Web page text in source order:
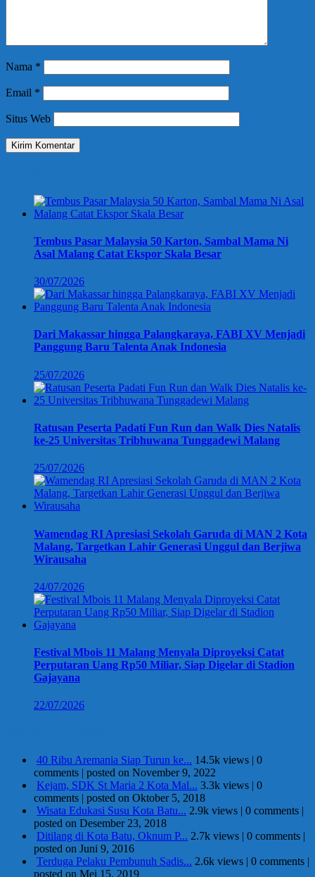
Nama *
Email *
Situs Web
Tembus Pasar Malaysia 50 Karton, Sambal Mama Ni
Asal Malang Catat Ekspor Skala Besar
30/07/2026
Dari Makassar hingga Palangkaraya, FABI XV Menjadi
Panggung Baru Talenta Anak Indonesia
25/07/2026
Ratusan Peserta Padati Fun Run dan Walk Dies Natalis
ke-25 Universitas Tribhuwana Tunggadewi Malang
25/07/2026
Wamendag RI Apresiasi Sekolah Garuda di MAN 2 Kota
Malang, Targetkan Lahir Generasi Unggul dan Berjiwa
Wirausaha
24/07/2026
Festival Mbois 11 Malang Menyala Diproyeksi Catat
Perputaran Uang Rp50 Miliar, Siap Digelar di Stadion
Gajayana
22/07/2026
40 Ribu Aremania Siap Turun ke... 14.5k views | 0
comments | posted on November 9, 2022
Kejam, SDK St Maria 2 Kota Mal... 3.3k views | 0
comments | posted on Oktober 5, 2018
Wisata Edukasi Susu Kota Batu... 2.9k views | 0 comments |
posted on Desember 23, 2018
Ditilang di Kota Batu, Oknum P... 2.7k views | 0 comments |
posted on Juni 9, 2016
Terduga Pelaku Pembunuh Sadis... 2.6k views | 0 comments |
posted on Mei 15, 2019